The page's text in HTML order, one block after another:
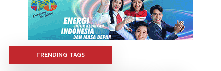
TRENDING TAGS